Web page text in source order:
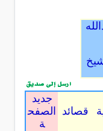
قصائد
جديد
الصفح
ة